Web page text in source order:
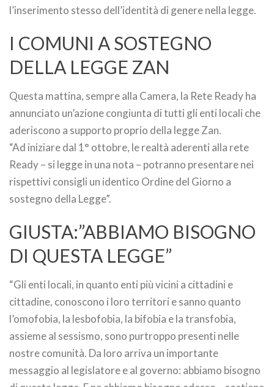
l’inserimento stesso dell’identità di genere nella legge.
I COMUNI A SOSTEGNO
DELLA LEGGE ZAN
Questa mattina, sempre alla Camera, la Rete Ready ha
annunciato un’azione congiunta di tutti gli enti locali che
aderiscono a supporto proprio della legge Zan.
“Ad iniziare dal 1° ottobre, le realtà aderenti alla rete
Ready – si legge in una nota – potranno presentare nei
rispettivi consigli un identico Ordine del Giorno a
sostegno della Legge”.
GIUSTA:”ABBIAMO BISOGNO
DI QUESTA LEGGE”
“Gli enti locali, in quanto enti più vicini a cittadini e
cittadine, conoscono i loro territori e sanno quanto
l’omofobia, la lesbofobia, la bifobia e la transfobia,
assieme al sessismo, sono purtroppo presenti nelle
nostre comunità. Da loro arriva un importante
messaggio al legislatore e al governo: abbiamo bisogno